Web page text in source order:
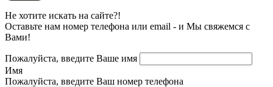
Не хотите искать на сайте?!
Оставьте нам номер телефона или email - и Мы свяжемся с
Вами!
Пожалуйста, введите Ваше имя
Имя
Пожалуйста, введите Ваш номер телефона